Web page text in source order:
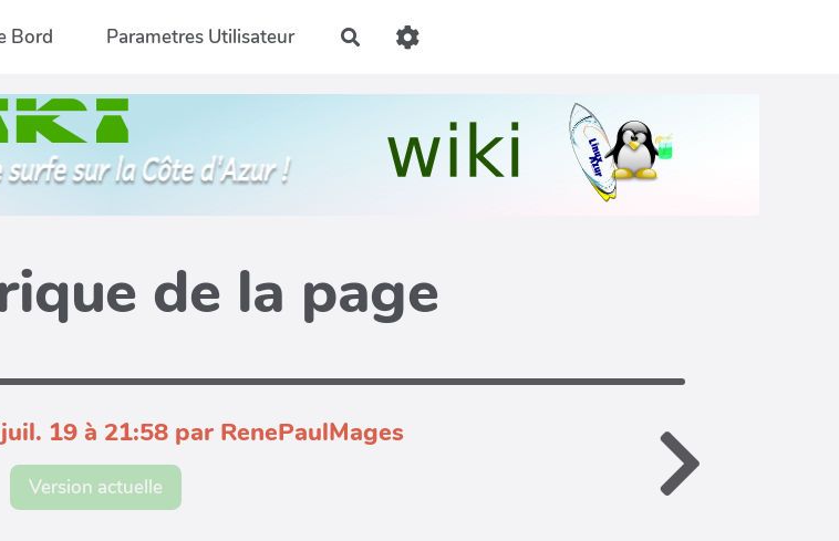
Bord Parametres Utilisateur Rechercher
de la page
19 à 21:58 par RenePaulMages
Version actuelle